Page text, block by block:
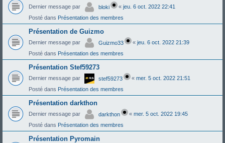
Dernier message par bloki « jeu. 6 oct. 2022 22:41
Posté dans Présentation des membres
Présentation de Guizmo
Dernier message par Guizmo33 « jeu. 6 oct. 2022 21:39
Posté dans Présentation des membres
Présentation Stef59273
Dernier message par stef59273 « mer. 5 oct. 2022 21:51
Posté dans Présentation des membres
Présentation darkthon
Dernier message par darkthon « mer. 5 oct. 2022 19:45
Posté dans Présentation des membres
Présentation Pyromain